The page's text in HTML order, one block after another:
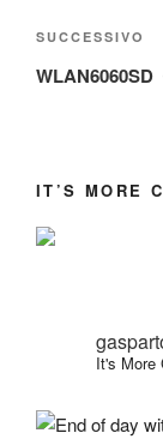
Articolo
successivo
SUCCESSIVO
WLAN6060SD
IT’S MORE
It's More